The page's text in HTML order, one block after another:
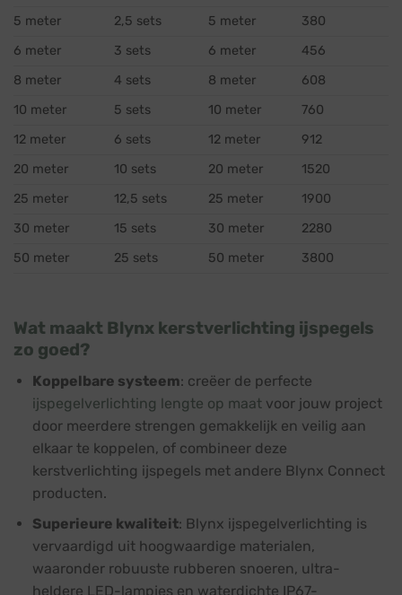
5 meter
2,5 sets 5 meter
380
6 meter
3 sets 6 meter
456
8 meter
4 sets 8 meter
608
10 meter
5 sets 10 meter
760
12 meter
6 sets 12 meter
912
20 meter
10 sets 20 meter
1520
25 meter
12,5 sets 25 meter
1900
30 meter
15 sets 30 meter
2280
50 meter
25 sets 50 meter 3800
Wat maakt Blynx kerstverlichting ijspegels
zo goed?
Koppelbare systeem: creëer de perfecte
ijspegelverlichting lengte op maatvoor jouw project
door meerdere strengen gemakkelijk en veilig aan
elkaar te koppelen, of combineer deze
kerstverlichting ijspegels met andere Blynx Connect
producten.
Superieure kwaliteit: Blynx ijspegelverlichting is
vervaardigd uit hoogwaardige materialen,
waaronder robuuste rubberen snoeren, ultra-
heldere LED-lampjes en waterdichte IP67-